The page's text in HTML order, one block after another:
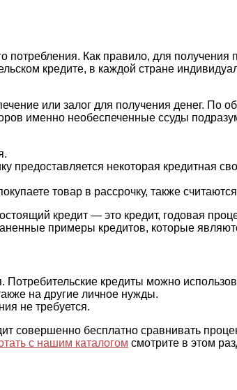
Как правило, для получения
кредите, в каждой стране
или залог для получения денег.
именно необеспеченные ссуды
предоставляется некоторая кредитная
товар в рассрочку, также
кредит — это кредит, годовая
примеры кредитов, которые
кредиты можно
на другие личное нужды.
не требуется.
совершенно бесплатно сравнивать
с нашим каталогом смотрите в этом